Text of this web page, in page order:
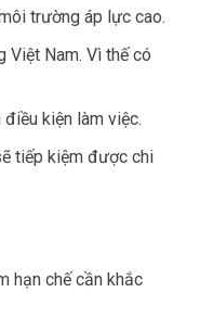
trường áp lực cao.
Việt Nam. Vì thế có
kiện làm việc.
tiếp kiệm được chi
hạn chế cần khắc